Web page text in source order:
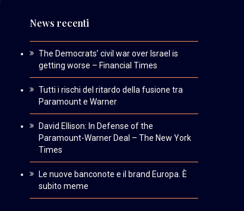
News recenti
The Democrats’ civil war over Israel is
getting worse – Financial Times
Tutti i rischi del ritardo della fusione tra
Paramount e Warner
David Ellison: In Defense of the
Paramount-Warner Deal – The New York
Times
Le nuove banconote e il brand Europa. È
subito meme